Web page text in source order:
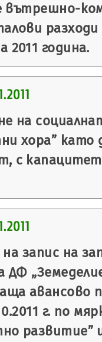
вътрешно-
2011 година.
на
хора” като
с
на запис на
ДФ
авансово
г. по
развитие”